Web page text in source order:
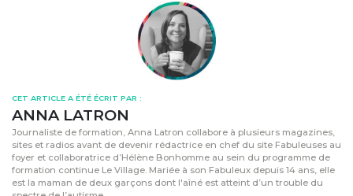
CET ARTICLE A ÉTÉ ÉCRIT PAR :
ANNA LATRON
Journaliste de formation, Anna Latron collabore à plusieurs magazines,
sites et radios avant de devenir rédactrice en chef du site Fabuleuses au
foyer et collaboratrice d’Hélène Bonhomme au sein du programme de
formation continue Le Village. Mariée à son Fabuleux depuis 14 ans, elle
est la maman de deux garçons dont l'aîné est atteint d’un trouble du